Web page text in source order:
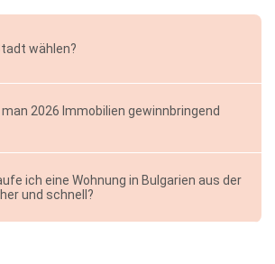
wählen?
man 2026 Immobilien gewinnbringend
ich eine Wohnung in Bulgarien aus der
und schnell?